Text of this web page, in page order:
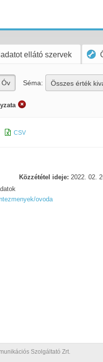
ellátó szervek
Séma: Összes érték
CSV
Közzététel ideje: 2022. 02.
ovoda
Szolgáltató Zrt.